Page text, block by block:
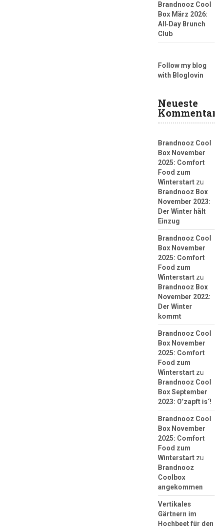
Brandnooz Cool
Box März 2026:
All‑Day Brunch
Club
Follow my blog
with Bloglovin
Neueste
Brandnooz Cool
Box November
2025: Comfort
Food zum
Winterstartzu
Brandnooz Box
November 2023:
Der Winter hält
Einzug
Brandnooz Cool
Box November
2025: Comfort
Food zum
Winterstartzu
Brandnooz Box
November 2022:
Der Winter
kommt
Brandnooz Cool
Box November
2025: Comfort
Food zum
Winterstartzu
Brandnooz Cool
Box September
2023: O’zapft is‘!
Brandnooz Cool
Box November
2025: Comfort
Food zum
Winterstartzu
Brandnooz
Coolbox
angekommen
Vertikales
Gärtnern im
Hochbeet für den